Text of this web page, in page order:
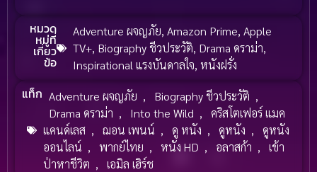
หมวด
หมู่ที่
เกี่ยว
ข้อ
Adventure ผจญภัย,Amazon Prime,Apple
TV+, Biography ชีวประวัติ, Drama ดราม่า,
Inspirational แรงบันดาลใจ,หนังฝรั่ง
แท็ก Adventure ผจญภัย , Biography ชีวประวัติ ,
Drama ดราม่า , Into the Wild ,
คริสโตเฟอร์ แมค
แคนด์เลส , ฌอน เพนน์ , ดู หนัง , ดูหนัง ,
ดูหนัง
ออนไลน์ , พากย์ไทย , หนัง HD , อลาสก้า ,
เข้า
ป่าหาชีวิต , เอมิล เฮิร์ช